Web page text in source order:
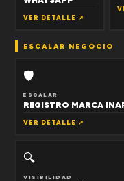
VER DETALLE ↗
ESCALAR NEGOCIO
🛡
ESCALAR
REGISTRO MARCA
VER DETALLE ↗
🔍
VISIBILIDAD